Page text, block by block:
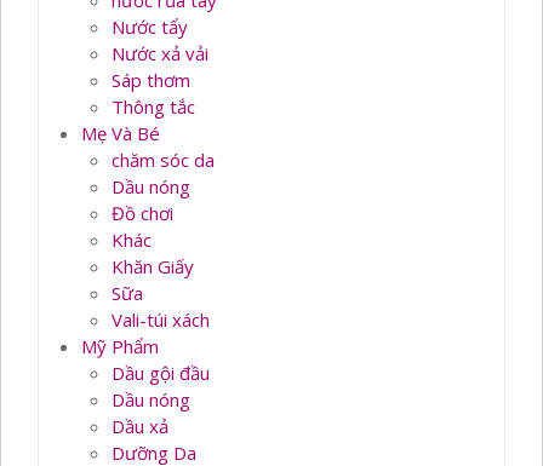
Nước tẩy
Nước xả vải
Sáp thơm
Thông tắc
Mẹ Và Bé
chăm sóc da
Dầu nóng
Đồ chơi
Khác
Khăn Giấy
Sữa
Vali-túi xách
Mỹ Phẩm
Dầu gội đầu
Dầu nóng
Dầu xả
Dưỡng Da